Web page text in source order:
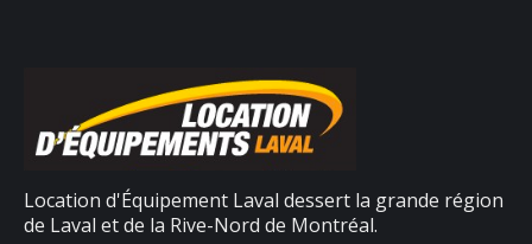
Location d'Équipement Laval dessert la grande région
de Laval et de la Rive-Nord de Montréal.